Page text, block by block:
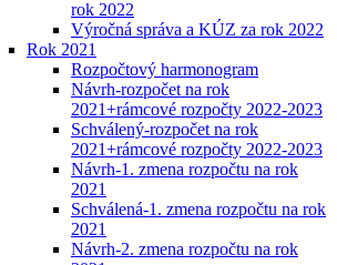
rok 2022
Výročná správa a KÚZ za rok 2022
Rok 2021
Rozpočtový harmonogram
Návrh-rozpočet na rok
2021+rámcové rozpočty 2022-2023
Schválený-rozpočet na rok
2021+rámcové rozpočty 2022-2023
Návrh-1. zmena rozpočtu na rok
2021
Schválená-1. zmena rozpočtu na rok
2021
Návrh-2. zmena rozpočtu na rok